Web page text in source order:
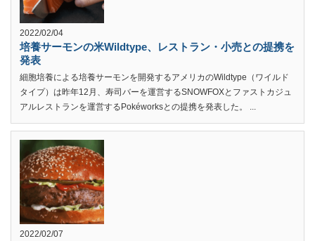
2022/02/04
培養サーモンの米Wildtype、レストラン・小売との提携を
発表
細胞培養による培養サーモンを開発するアメリカのWildtype（ワイルド
タイプ）は昨年12月、寿司バーを運営するSNOWFOXとファストカジュ
アルレストランを運営するPokéworksとの提携を発表した。 ...
2022/02/07